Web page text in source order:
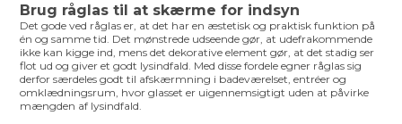
Brug råglas til at skærme for indsyn
Det gode ved råglas er, at det har en æstetisk og praktisk funktion på
én og samme tid. Det mønstrede udseende gør, at udefrakommende
ikke kan kigge ind, mens det dekorative element gør, at det stadig ser
flot ud og giver et godt lysindfald. Med disse fordele egner råglas sig
derfor særdeles godt til afskærmning i badeværelset, entréer og
omklædningsrum, hvor glasset er uigennemsigtigt uden at påvirke
mængden af lysindfald.